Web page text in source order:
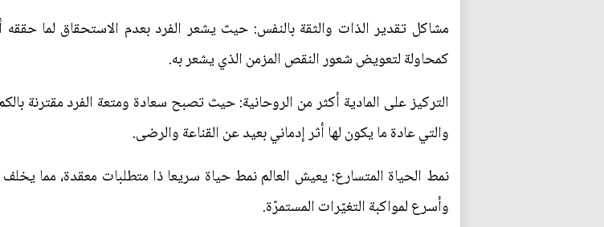
مشاكل تقدير الذات والثقة بالنفس: حيث يشعر الفرد بعدم الاستحقاق لما
كمحاولة لتعويض شعور النقص المزمن الذي يشعر به.
التركيز على المادية أكثر من الروحانية: حيث تصبح سعادة ومتعة الفرد مقترنة
والتي عادة ما يكون لها أثر إدماني بعيد عن القناعة والرضى.
نمط الحياة المتسارع: يعيش العالم نمط حياة سريعا ذا متطلبات معقدة، مما
وأسرع لمواكبة التغيّرات المستمرّة.